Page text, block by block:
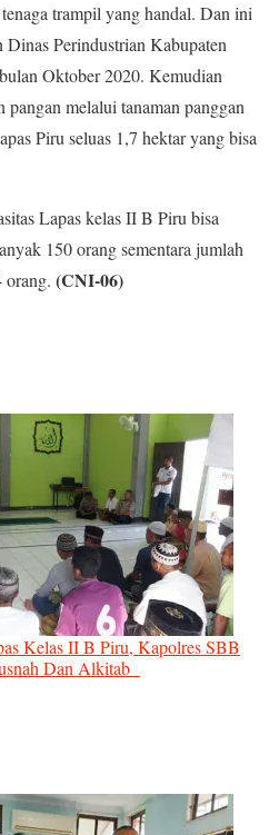
trampil yang handal. Dan ini
Dinas Perindustrian Kabupaten
Oktober 2020. Kemudian
melalui tanaman panggan
Piru seluas 1,7 hektar yang bisa
Lapas kelas II B Piru bisa
150 orang sementara jumlah
orang. (CNI-06)
Kelas II B Piru, Kapolres SBB
Dan Alkitab